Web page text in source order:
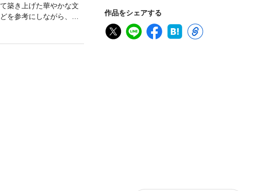
作品をシェアする
築き上げた華やかな文
を参考にしながら、そ
著。